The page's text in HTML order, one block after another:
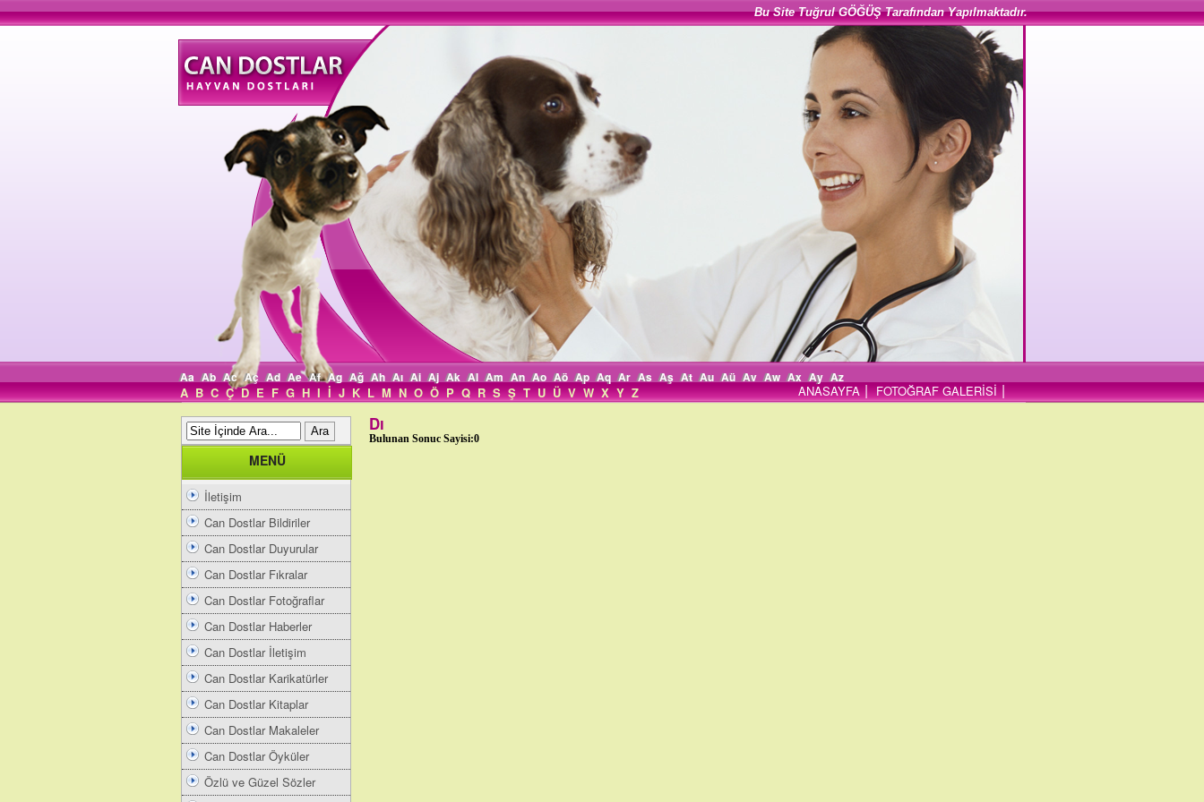
Bu Site Tuğrul GÖĞÜŞ Tarafından Yapılmaktadır.
Aa Ab Ac Aç Ad Ae Af Ag Ağ Ah Aı Ai Aj Ak Al Am An Ao Aö Ap Aq Ar As Aş At Au Aü Av Aw Ax Ay Az
A B C Ç D E F G H I İ J K L M N O Ö P Q R S Ş T U Ü V W X Y Z ANASAYFA | FOTOĞRAF GALERİSİ |
MENÜ
İletişim
Can Dostlar Bildiriler
Can Dostlar Duyurular
Can Dostlar Fıkralar
Can Dostlar Fotoğraflar
Can Dostlar Haberler
Can Dostlar İletişim
Can Dostlar Karikatürler
Can Dostlar Kitaplar
Can Dostlar Makaleler
Can Dostlar Öyküler
Özlü ve Güzel Sözler
Dı
Bulunan Sonuc Sayisi:0